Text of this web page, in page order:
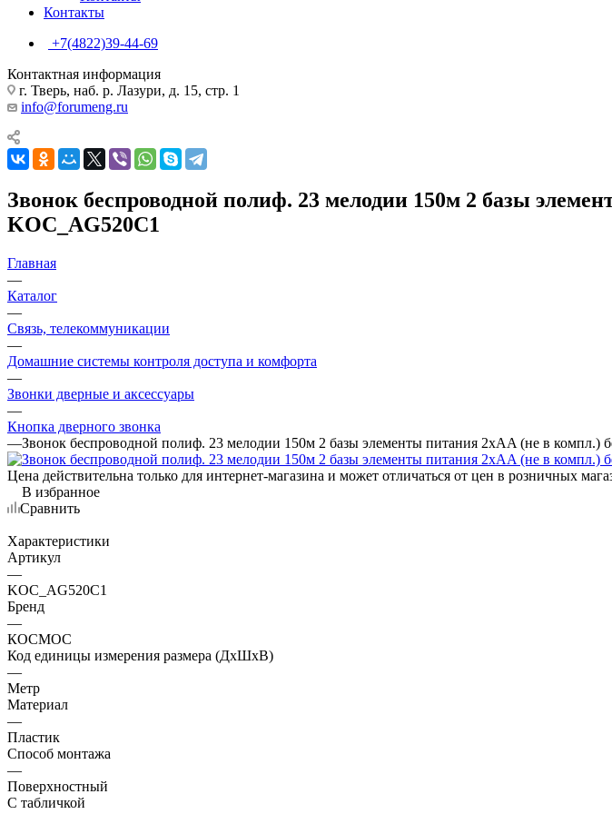
Контакты
+7(4822)39-44-69
Контактная информация
г. Тверь, наб. р. Лазури, д. 15, стр. 1
info@forumeng.ru
Звонок беспроводной полиф. 23 мелодии 150м 2 базы
KOC_AG520C1
Главная
—
Каталог
—
Связь, телекоммуникации
—
Домашние системы контроля доступа и комфорта
—
Звонки дверные и аксессуары
—
Кнопка дверного звонка
—Звонок беспроводной полиф. 23 мелодии 150м 2 базы элементы питания 2хAA (не в
Цена действительна только для интернет-магазина и может отличаться от цен в розничных
В избранное
Сравнить
Характеристики
Артикул
—
KOC_AG520C1
Бренд
—
КОСМОС
Код единицы измерения размера (ДхШхВ)
—
Метр
Материал
—
Пластик
Способ монтажа
—
Поверхностный
С табличкой